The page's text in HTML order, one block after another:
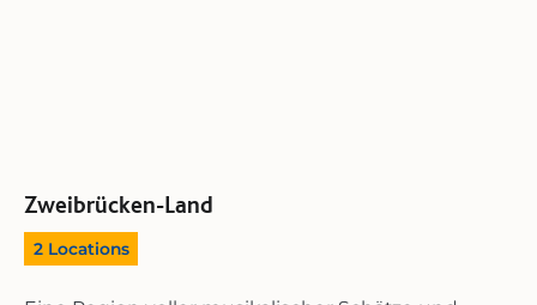
Zweibrücken-Land
2Locations